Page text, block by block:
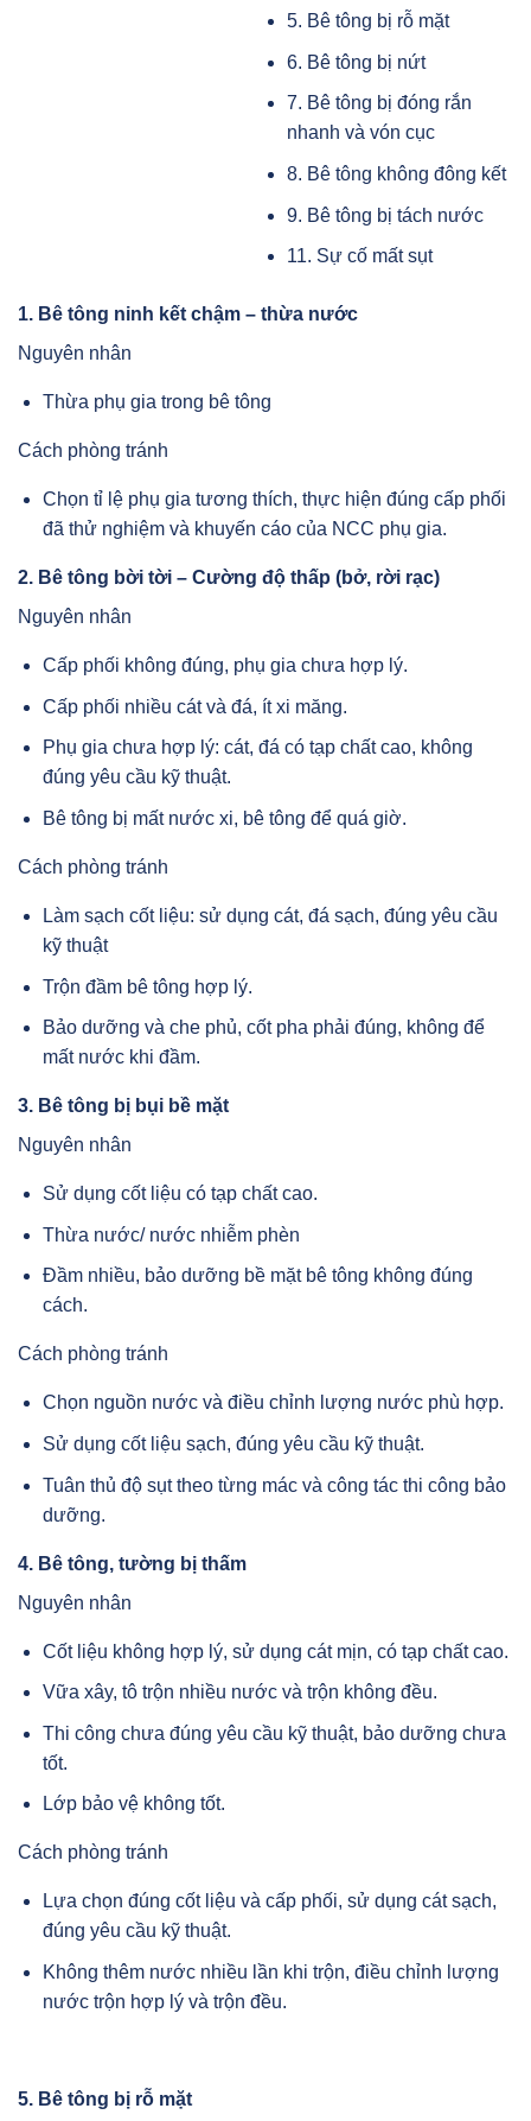
5. Bê tông bị rỗ mặt
6. Bê tông bị nứt
7. Bê tông bị đóng rắn
nhanh và vón cục
8. Bê tông không đông kết
9. Bê tông bị tách nước
11. Sự cố mất sụt
1. Bê tông ninh kết chậm – thừa nước
Nguyên nhân
Thừa phụ gia trong bê tông
Cách phòng tránh
Chọn tỉ lệ phụ gia tương thích, thực hiện đúng cấp phối
đã thử nghiệm và khuyến cáo của NCC phụ gia.
2. Bê tông bời tời – Cường độ thấp (bở, rời rạc)
Nguyên nhân
Cấp phối không đúng, phụ gia chưa hợp lý.
Cấp phối nhiều cát và đá, ít xi măng.
Phụ gia chưa hợp lý: cát, đá có tạp chất cao, không
đúng yêu cầu kỹ thuật.
Bê tông bị mất nước xi, bê tông để quá giờ.
Cách phòng tránh
Làm sạch cốt liệu: sử dụng cát, đá sạch, đúng yêu cầu
kỹ thuật
Trộn đầm bê tông hợp lý.
Bảo dưỡng và che phủ, cốt pha phải đúng, không để
mất nước khi đầm.
3. Bê tông bị bụi bề mặt
Nguyên nhân
Sử dụng cốt liệu có tạp chất cao.
Thừa nước/ nước nhiễm phèn
Đầm nhiều, bảo dưỡng bề mặt bê tông không đúng
cách.
Cách phòng tránh
Chọn nguồn nước và điều chỉnh lượng nước phù hợp.
Sử dụng cốt liệu sạch, đúng yêu cầu kỹ thuật.
Tuân thủ độ sụt theo từng mác và công tác thi công bảo
dưỡng.
4. Bê tông, tường bị thấm
Nguyên nhân
Cốt liệu không hợp lý, sử dụng cát mịn, có tạp chất cao.
Vữa xây, tô trộn nhiều nước và trộn không đều.
Thi công chưa đúng yêu cầu kỹ thuật, bảo dưỡng chưa
tốt.
Lớp bảo vệ không tốt.
Cách phòng tránh
Lựa chọn đúng cốt liệu và cấp phối, sử dụng cát sạch,
đúng yêu cầu kỹ thuật.
Không thêm nước nhiều lần khi trộn, điều chỉnh lượng
nước trộn hợp lý và trộn đều.
5. Bê tông bị rỗ mặt